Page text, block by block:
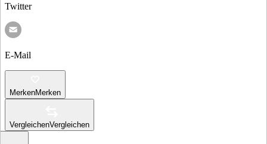
Twitter
E-Mail
MerkenMerken
VergleichenVergleichen